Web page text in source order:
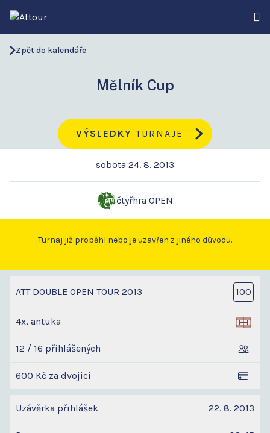
Zpět do kalendáře
Mělník Cup
VÝSLEDKY TURNAJE
sobota 24. 8. 2013
čtyřhra OPEN
Turnaj již proběhl nebo je uzavřen z jiného důvodu.
ATT DOUBLE OPEN TOUR 2013 100
4x, antuka
12 / 16 přihlášených
600 Kč za dvojici
Uzávěrka přihlášek 22. 8. 2013